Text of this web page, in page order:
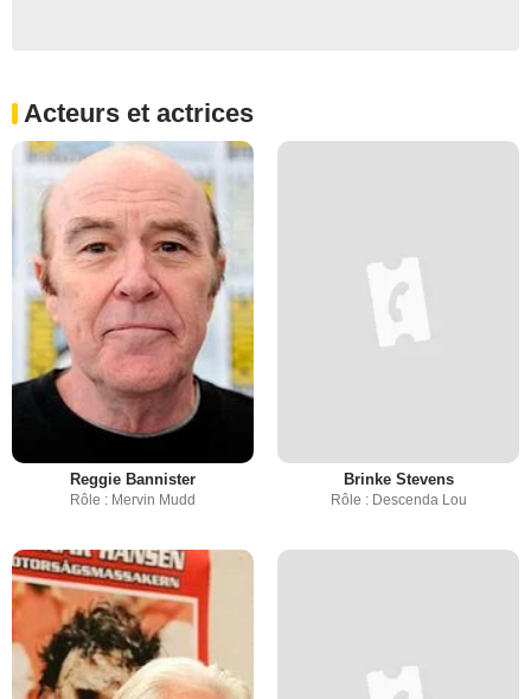
Acteurs et actrices
Reggie Bannister
Rôle : Mervin Mudd
Brinke Stevens
Rôle : Descenda Lou